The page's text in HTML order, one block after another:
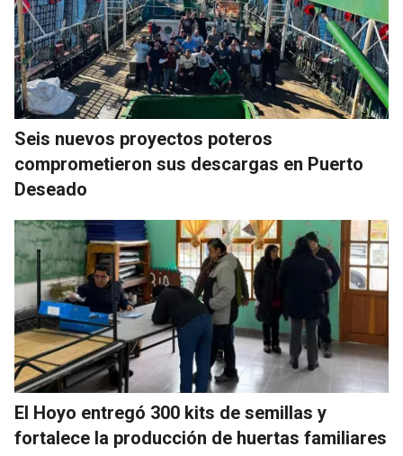
Seis nuevos proyectos poteros
comprometieron sus descargas en Puerto
Deseado
El Hoyo entregó 300 kits de semillas y
fortalece la producción de huertas familiares